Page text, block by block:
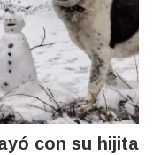
con su hijita